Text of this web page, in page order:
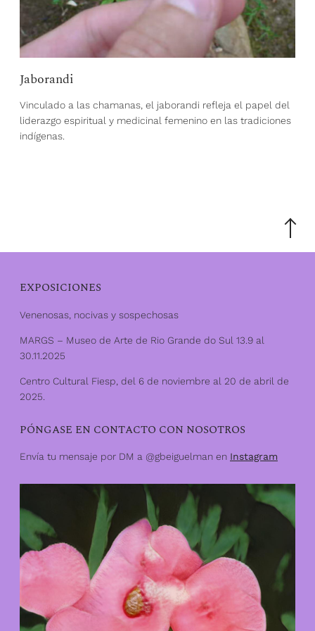
Jaborandi
Vinculado a las chamanas, el jaborandi refleja el papel del
liderazgo espiritual y medicinal femenino en las tradiciones
indígenas.
hasta
la
EXPOSICIONES
Venenosas, nocivas y sospechosas
MARGS – Museo de Arte de Rio Grande do Sul 13.9 al
30.11.2025
Centro Cultural Fiesp, del 6 de noviembre al 20 de abril de
2025.
PÓNGASE EN CONTACTO CON NOSOTROS
Envía tu mensaje por DM a @gbeiguelman en Instagram